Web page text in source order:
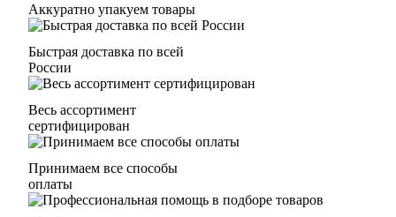
Аккуратно упакуем товары
Быстрая доставка по всей
России
Весь ассортимент
сертифицирован
Принимаем все способы
оплаты